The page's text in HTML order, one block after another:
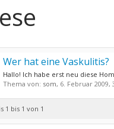
Wer hat eine Vaskulitis?
Hallo! Ich habe erst neu diese
Thema von: som, 6. Februar 2009,
1 bis 1 von 1